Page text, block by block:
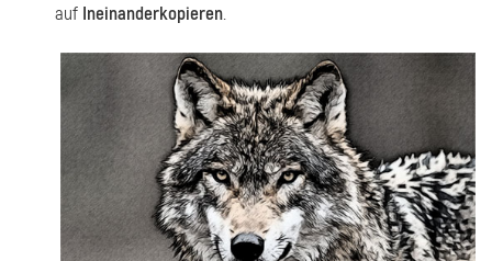
auf Ineinanderkopieren.